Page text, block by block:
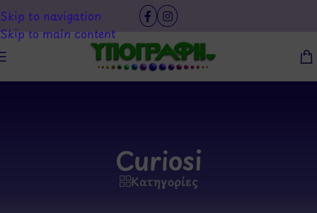
Skip to navigation
Skip to main content
Curiosi
Κατηγορίες